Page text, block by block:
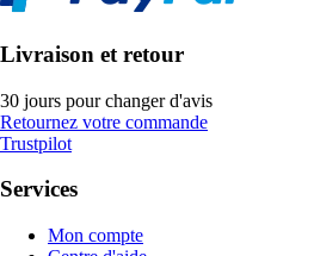
Livraison et retour
30 jours pour changer d'avis
Retournez votre commande
Trustpilot
Services
Mon compte